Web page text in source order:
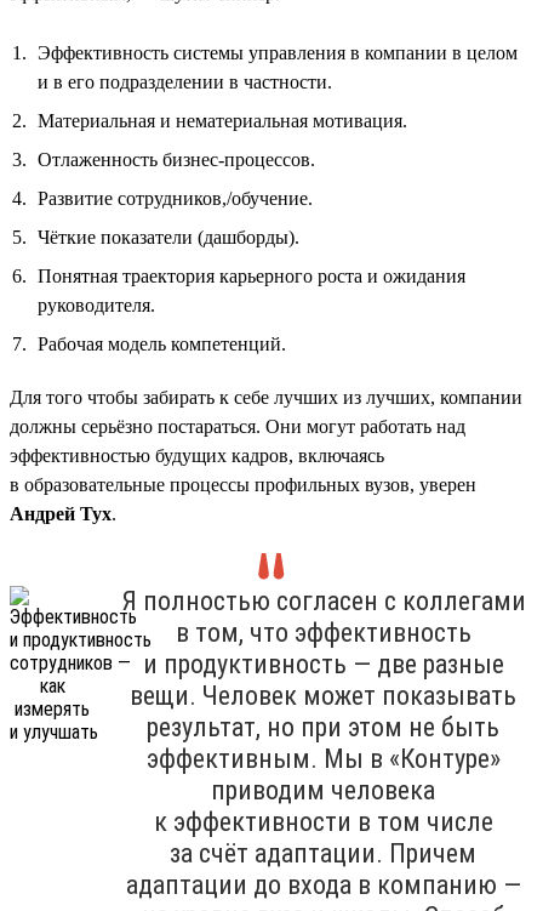
Эффективность системы управления в компании в целом
и в его подразделении в частности.
Материальная и нематериальная мотивация.
Отлаженность бизнес-процессов.
Развитие сотрудников,/обучение.
Чёткие показатели (дашборды).
Понятная траектория карьерного роста и ожидания
руководителя.
Рабочая модель компетенций.
Для того чтобы забирать к себе лучших из лучших, компании
должны серьёзно постараться. Они могут работать над
эффективностью будущих кадров, включаясь
в образовательные процессы профильных вузов, уверен
Андрей Тух.
Я полностью согласен с коллегами
в том, что эффективность
и продуктивность — две разные
вещи. Человек может показывать
результат, но при этом не быть
эффективным. Мы в «Контуре»
приводим человека
к эффективности в том числе
за счёт адаптации. Причем
адаптации до входа в компанию —